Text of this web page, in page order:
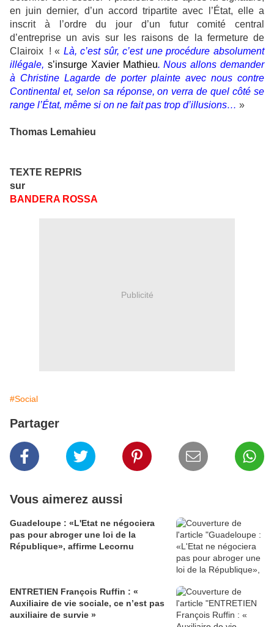
en juin dernier, d’un accord tripartite avec l’État, elle a
inscrit à l’ordre du jour d’un futur comité central
d’entreprise un avis sur les raisons de la fermeture de
Clairoix ! « Là, c’est sûr, c’est une procédure absolument
illégale, s’insurge Xavier Mathieu. Nous allons demander
à Christine Lagarde de porter plainte avec nous contre
Continental et, selon sa réponse, on verra de quel côté se
range l’État, même si on ne fait pas trop d’illusions… »
Thomas Lemahieu
TEXTE REPRIS
sur
BANDERA ROSSA
Publicité
#Social
Partager
Vous aimerez aussi
Guadeloupe : «L'Etat ne négociera
pas pour abroger une loi de la
République», affirme Lecornu
ENTRETIEN François Ruffin : «
Auxiliaire de vie sociale, ce n’est pas
auxiliaire de survie »